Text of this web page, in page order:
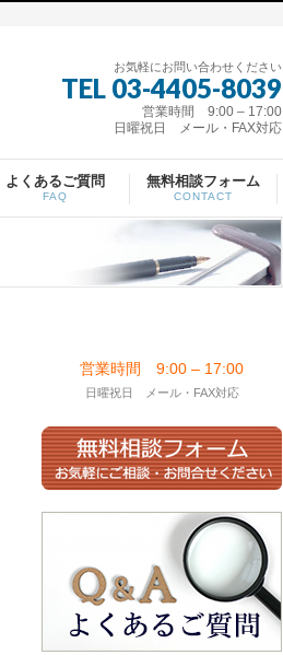
お気軽にお問い合わせください
TEL 03-4405-8039
営業時間 9:00 – 17:00
日曜祝日 メール・FAX対応
よくあるご質問
FAQ
無料相談フォーム
CONTACT
営業時間 9:00 – 17:00
日曜祝日 メール・FAX対応